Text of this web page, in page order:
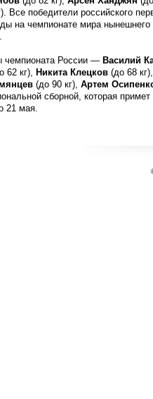
Все победители российского
на чемпионате мира
чемпионата России — Василий
62 кг), Никита Клецков (до 68 кг),
(до 90 кг), Артем
сборной, которая
21 мая.